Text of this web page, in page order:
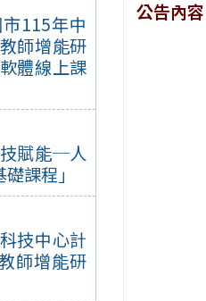
115年中
師增能研
體線上課
賦能─人
課程」
技中心計
師增能研
公告內容